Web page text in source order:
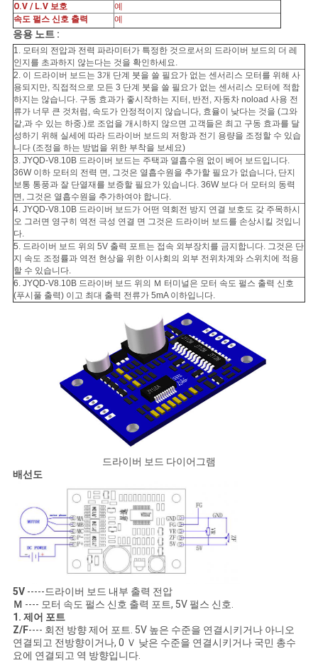
모
든
케
이
스
견
적
요
청
정
보
호
정
O.V / L.V 보호
예
속도 펄스 신호 출력
예
응용 노트 :
1. 모터의 전압과 전력 파라미터가 특정한 것으로서의 드라이버 보드의 더 레
인지를 초과하지 않는다는 것을 확인하세요.
2. 이 드라이버 보드는 3개 단계 붓을 쓸 필요가 없는 센서리스 모터를 위해 사
용되지만, 직접적으로 모든 3 단계 붓을 쓸 필요가 없는 센서리스 모터에 적합
하지는 않습니다. 구동 효과가 좋시작하는 지터, 반전, 자동차 noload 사용 전
류가 너무 큰 것처럼, 속도가 안정적이지 않습니다, 효율이 낮다는 것을 (그와
같,과 수 있는 하중.)로 조업을 개시하지 않으면 고객들은 최고 구동 효과를 달
성하기 위해 실세에 따라 드라이버 보드의 저항과 전기 용량을 조정할 수 있습
니다 (조정을 하는 방법을 위한 부착을 보세요)
3. JYQD-V8.10B 드라이버 보드는 주택과 열흡수원 없이 베어 보드입니다.
36W 이하 모터의 전력 면, 그것은 열흡수원을 추가할 필요가 없습니다, 단지
보통 통풍과 잘 단열재를 보증할 필요가 있습니다. 36W 보다 더 모터의 동력
면, 그것은 열흡수원을 추가하여야 합니다.
4. JYQD-V8.10B 드라이버 보드가 어떤 역회전 방지 연결 보호도 갖 주목하시
오 그러면 영구히 역전 극성 연결 면 그것은 드라이버 보드를 손상시킬 것입니
다.
5. 드라이버 보드 위의 5V 출력 포트는 접속 외부장치를 금지합니다. 그것은 단
지 속도 조정률과 역전 현상을 위한 이사회의 외부 전위차계와 스위치에 적용
할 수 있습니다.
6. JYQD-V8.10B 드라이버 보드 위의 Ｍ 터미널은 모터 속도 펄스 출력 신호
(푸시풀 출력) 이고 최대 출력 전류가 5mA 이하입니다.
드라이버 보드 다이어그램
배선도
5V-----드라이버 보드 내부 출력 전압
Ｍ ---- 모터 속도 펄스 신호 출력 포트, 5V 펄스 신호.
1. 제어 포트
Z/F---- 회전 방향 제어 포트. 5V 높은 수준을 연결시키거나 아니오
연결되고 전방향이거나, 0 Ｖ 낮은 수준을 연결시키거나 국민 총수
요에 연결되고 역 방향입니다.